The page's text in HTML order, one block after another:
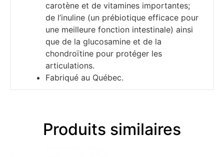
carotène et de vitamines importantes;
de l’inuline (un prébiotique efficace pour
une meilleure fonction intestinale) ainsi
que de la glucosamine et de la
chondroïtine pour protéger les
articulations.
Fabriqué au Québec.
Produits similaires